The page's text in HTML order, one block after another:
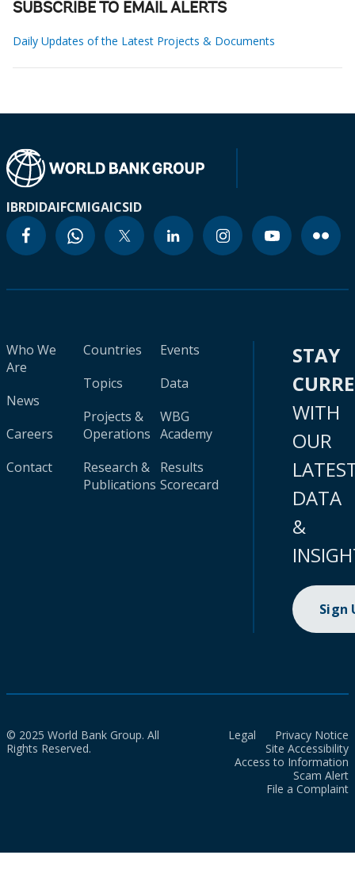
SUBSCRIBE TO EMAIL ALERTS
Daily Updates of the Latest Projects & Documents
IBRDIDAIFCMIGAICSID
Who We
Are
News
Careers
Contact
Countries
Topics
Projects &
Operations
Research &
Publications
Events
Data
WBG
Academy
Results
Scorecard
STAY
WITH
OUR
DATA
&
Sign
© 2025 World Bank Group. All
Rights Reserved.
Legal
Privacy Notice
Site Accessibility
Access to Information
Scam Alert
File a Complaint